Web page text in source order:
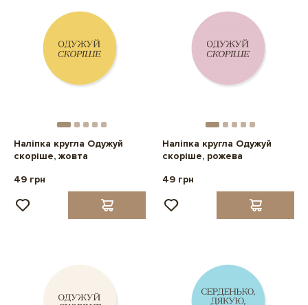
Наліпка кругла Одужуй
скоріше, жовта
49 грн
Наліпка кругла Одужуй
скоріше, рожева
49 грн